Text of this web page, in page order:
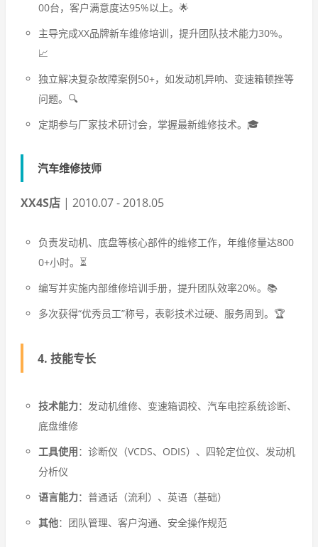
00台，客户满意度达95%以上。🌟
主导完成XX品牌新车维修培训，提升团队技术能力30%。
📈
独立解决复杂故障案例50+，如发动机异响、变速箱顿挫等
问题。🔍
定期参与厂家技术研讨会，掌握最新维修技术。🎓
汽车维修技师
XX4S店 | 2010.07 - 2018.05
负责发动机、底盘等核心部件的维修工作，年维修量达800
0+小时。⏳
编写并实施内部维修培训手册，提升团队效率20%。📚
多次获得“优秀员工”称号，表彰技术过硬、服务周到。🏆
4. 技能专长
技术能力：发动机维修、变速箱调校、汽车电控系统诊断、
底盘维修
工具使用：诊断仪（VCDS、ODIS）、四轮定位仪、发动机
分析仪
语言能力：普通话（流利）、英语（基础）
其他：团队管理、客户沟通、安全操作规范